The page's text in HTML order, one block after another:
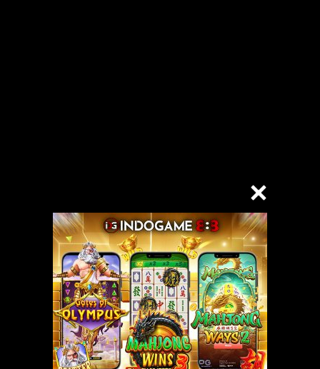
saya pun tidak punya alasan untuk menolaknya. Sambil minum ia
istri yang minta cerai, tentang dirinya yang disebut orang-orang suka
ceritanya.
makin punya keberanian, Pak Karyo itu kemudian malah sering
soal rumah kami yang tidak punya penjaga. Atau tentang hal lain yang
dengan berdekatan dengan saya. Tapi semua itu setahu suami saya lho.
yang mengasyikkan dengan Pak Karyo bila ia datang pas ada Rio di
pekerjaan, Pak Karyo malah menawarkan diri untuk menjaga
saja gembira dengan tawaran itu. Dan saya pun merasa tidak punya